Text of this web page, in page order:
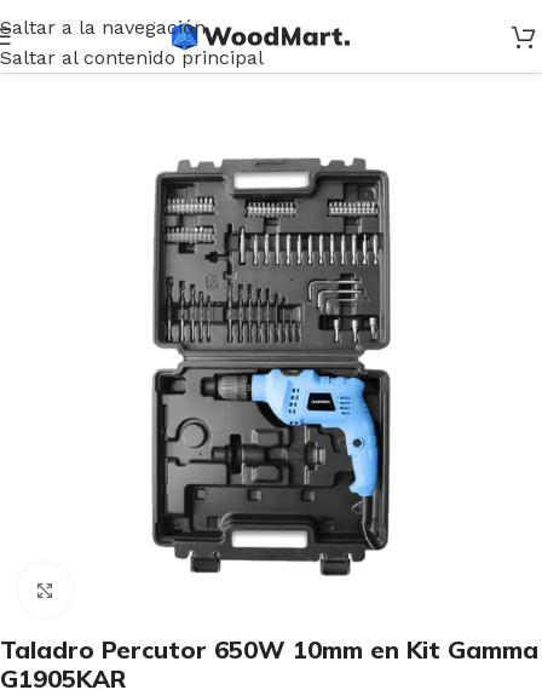
Saltar a la navegación
Saltar al contenido principal
Inicio Herramientas/Eléctricas/Taladros
Taladro Percutor 650W 10mm en Kit Gamma
G1905KAR